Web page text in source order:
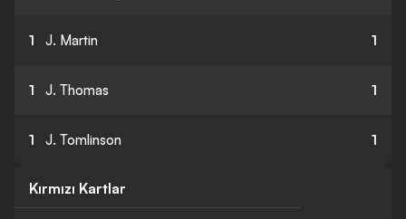
1 J. Martin 1
1 J. Thomas 1
1 J. Tomlinson 1
Kırmızı Kartlar